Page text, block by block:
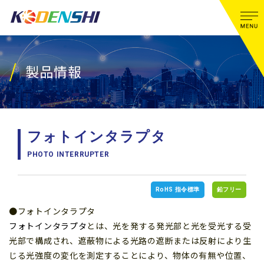
製品情報
フォトインタラプタ
PHOTO INTERRUPTER
鉛フリー
RoHS 指令標準
●フォトインタラプタ
フォトインタラプタ とは、光を発する発光部と光を受光する受
光部で構成され、遮蔽物による光路の遮断または反射により生
じる光強度の変化を測定することにより、物体の有無や位置、